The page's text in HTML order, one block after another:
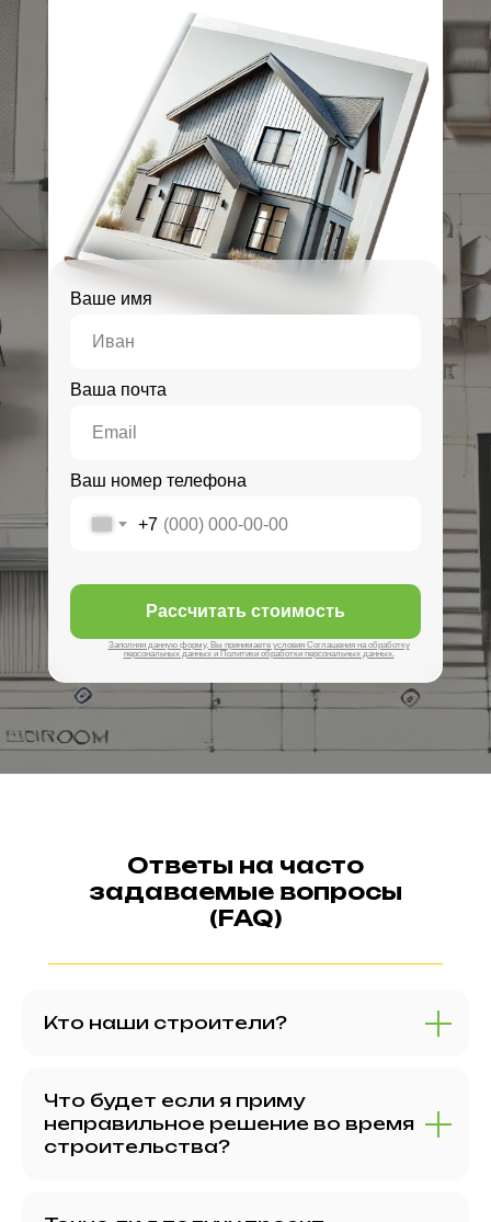
Ваше имя
Ваша почта
Ваш номер телефона
+7
Рассчитать стоимость
Заполняя данную форму, Вы принимаете условия Соглашения на обработку
персональных данных и Политики обработки персональных данных.
Ответы на часто
задаваемые вопросы
(FAQ)
Кто наши строители?
Что будет если я приму
неправильное решение во время
строительства?